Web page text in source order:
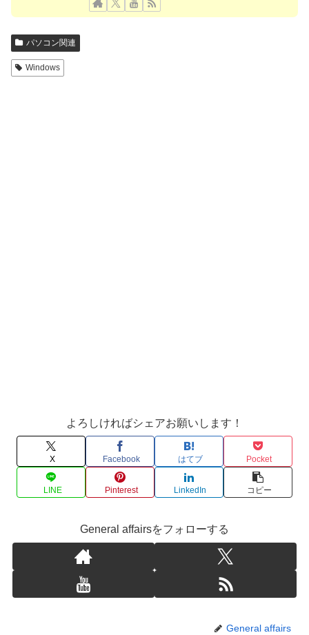
パソコン関連
Windows
よろしければシェアお願いします！
X Facebook はてブ Pocket
LINE Pinterest LinkedIn コピー
General affairsをフォローする
General affairs